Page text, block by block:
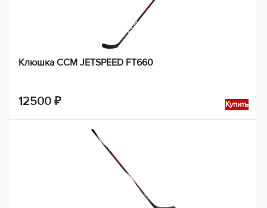
Клюшка CCM JETSPEED FT660
12500 ₽ Купить